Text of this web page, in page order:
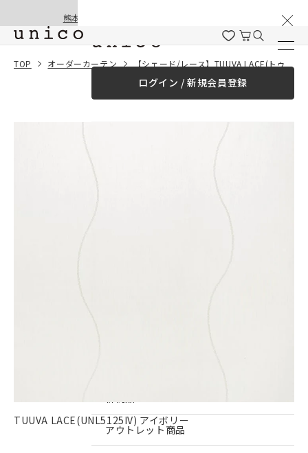
熊本地震の影響による配送遅延と停止について
ログイン / 新規会員登録
アウトレット商品
TOP オーダーカーテン 【シェード/レース】TUUVA LACE(トゥーヴァレース) アイボリー
一緒に購入する
TUUVA LACE(UNL5125IV) アイボリー